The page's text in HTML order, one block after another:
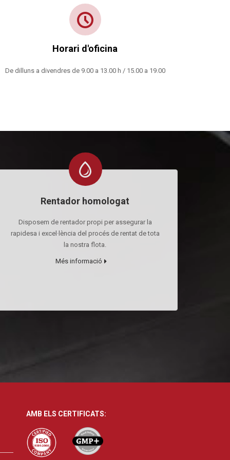
Horari d'oficina
De dilluns a divendres de 9.00 a 13.00 h / 15.00 a 19.00
Rentador homologat
Disposem de rentador propi per assegurar la
rapidesa i excel·lència del procés de rentat de tota
la nostra flota.
Més informació
AMB ELS CERTIFICATS: